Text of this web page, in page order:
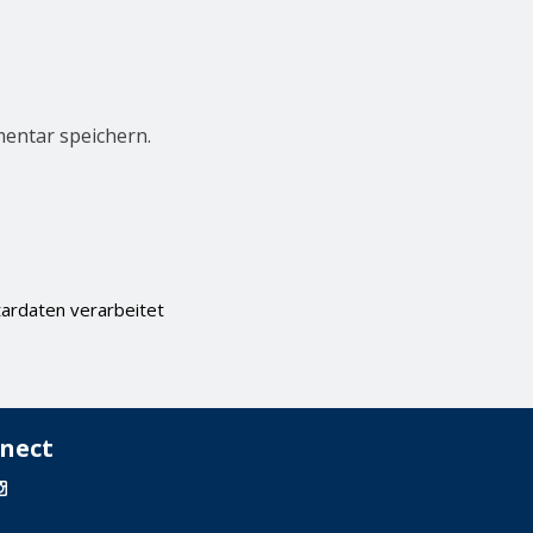
speichern.
verarbeitet